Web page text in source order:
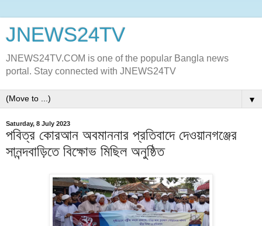
JNEWS24TV
JNEWS24TV.COM is one of the popular Bangla news
portal. Stay connected with JNEWS24TV
▼
Saturday, 8 July 2023
পবিত্র কোরআন অবমাননার প্রতিবাদে দেওয়ানগঞ্জের
সানন্দবাড়িতে বিক্ষোভ মিছিল অনুষ্ঠিত